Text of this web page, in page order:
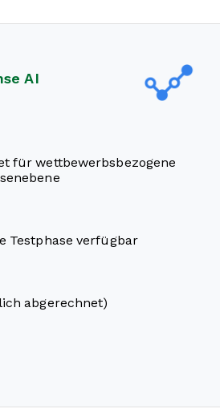
AI
für wettbewerbsbezogene
Testphase verfügbar
abgerechnet)